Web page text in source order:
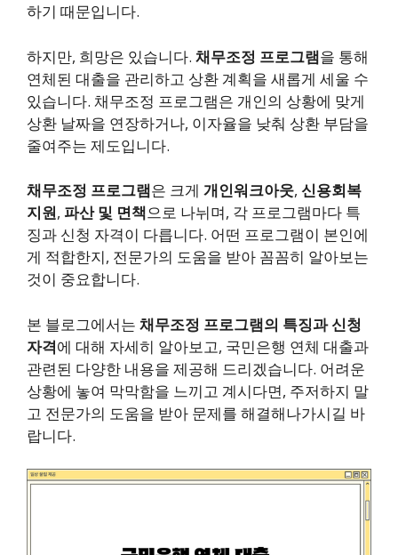
하기 때문입니다.
하지만, 희망은 있습니다. 채무조정 프로그램을 통해
연체된 대출을 관리하고 상환 계획을 새롭게 세울 수
있습니다. 채무조정 프로그램은 개인의 상황에 맞게
상환 날짜을 연장하거나, 이자율을 낮춰 상환 부담을
줄여주는 제도입니다.
채무조정 프로그램은 크게 개인워크아웃, 신용회복
지원, 파산 및 면책으로 나뉘며, 각 프로그램마다 특
징과 신청 자격이 다릅니다. 어떤 프로그램이 본인에
게 적합한지, 전문가의 도움을 받아 꼼꼼히 알아보는
것이 중요합니다.
본 블로그에서는 채무조정 프로그램의 특징과 신청
자격에 대해 자세히 알아보고, 국민은행 연체 대출과
관련된 다양한 내용을 제공해 드리겠습니다. 어려운
상황에 놓여 막막함을 느끼고 계시다면, 주저하지 말
고 전문가의 도움을 받아 문제를 해결해나가시길 바
랍니다.